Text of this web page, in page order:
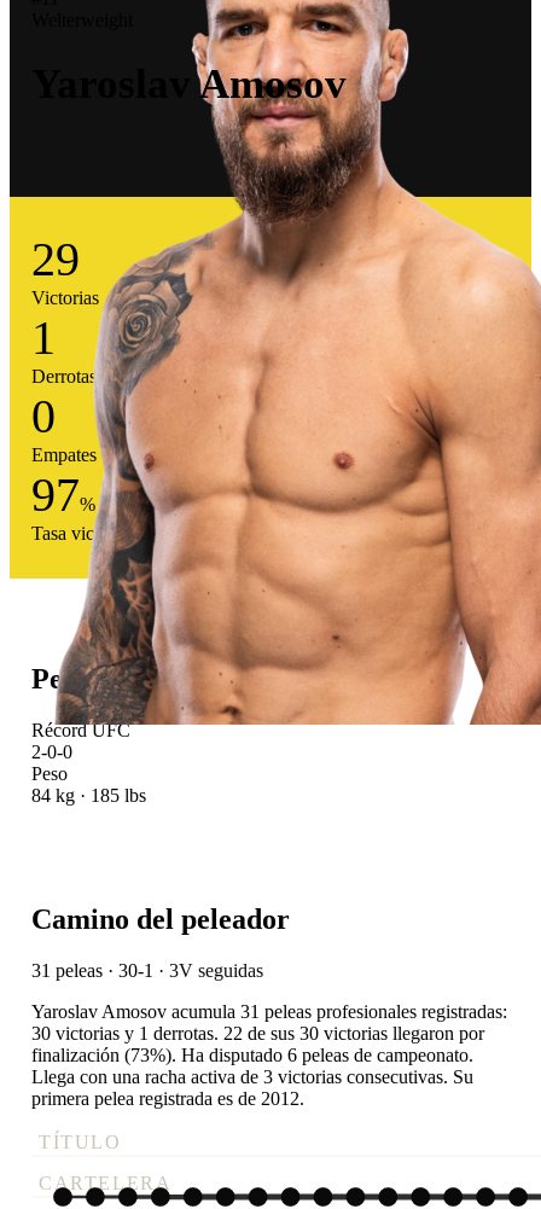
Yaroslav Amosov
29
Victorias
1
Derrotas
0
Empates
97%
Tasa victoria
Perfil atlético
Récord UFC
2-0-0
Peso
84 kg · 185 lbs
Camino del peleador
31 peleas · 30-1 · 3V seguidas
Yaroslav Amosov acumula 31 peleas profesionales registradas:
30 victorias y 1 derrotas. 22 de sus 30 victorias llegaron por
finalización (73%). Ha disputado 6 peleas de campeonato.
Llega con una racha activa de 3 victorias consecutivas. Su
primera pelea registrada es de 2012.
TÍTULO
CARTELERA